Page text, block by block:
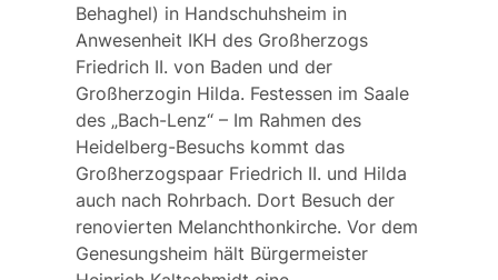
Behaghel) in Handschuhsheim in
Anwesenheit IKH des Großherzogs
Friedrich II. von Baden und der
Großherzogin Hilda. Festessen im Saale
des „Bach-Lenz“ – Im Rahmen des
Heidelberg-Besuchs kommt das
Großherzogspaar Friedrich II. und Hilda
auch nach Rohrbach. Dort Besuch der
renovierten Melanchthonkirche. Vor dem
Genesungsheim hält Bürgermeister